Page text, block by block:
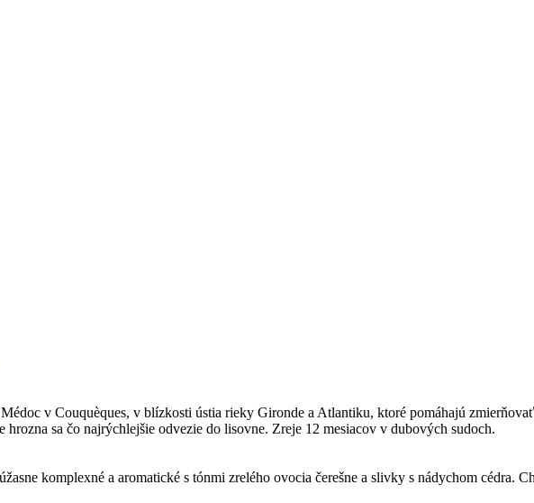
v Couquèques, v blízkosti ústia rieky Gironde a Atlantiku, ktoré pomáhajú
sa čo najrýchlejšie odvezie do lisovne. Zreje 12 mesiacov v dubových sudoch.
komplexné a aromatické s tónmi zrelého ovocia čerešne a slivky s nádychom cédra.